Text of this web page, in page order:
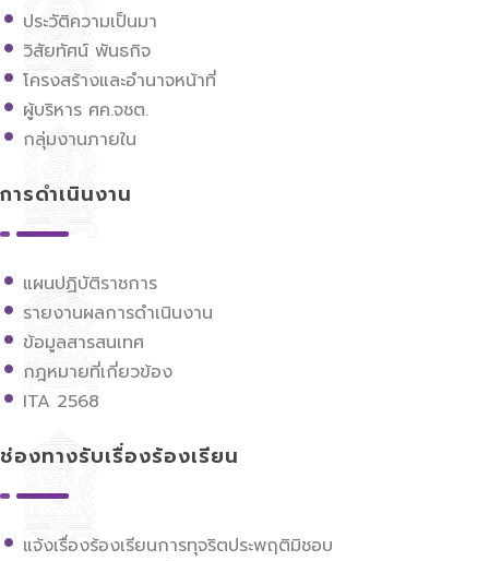
ประวัติความเป็นมา
วิสัยทัศน์ พันธกิจ
โครงสร้างและอำนาจหน้าที่
ผู้บริหาร ศค.จชต.
กลุ่มงานภายใน
การดำเนินงาน
แผนปฏิบัติราชการ
รายงานผลการดำเนินงาน
ข้อมูลสารสนเทศ
กฎหมายที่เกี่ยวข้อง
ITA 2568
ช่องทางรับเรื่องร้องเรียน
แจ้งเรื่องร้องเรียนการทุจริตประพฤติมิชอบ